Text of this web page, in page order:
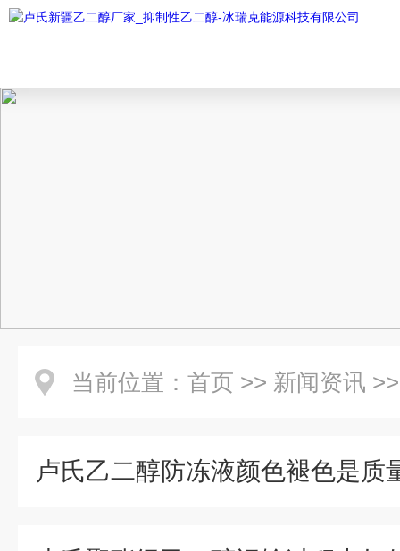
当前位置： 首页 >> 新闻资讯